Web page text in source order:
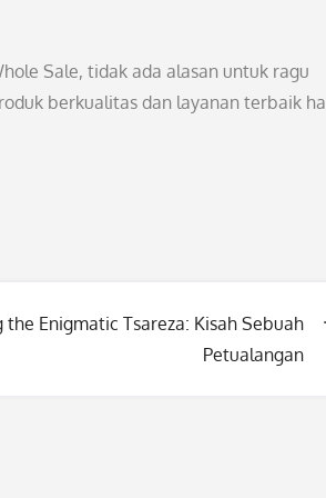
Sale, tidak ada alasan untuk ragu
berkualitas dan layanan terbaik
the Enigmatic Tsareza: Kisah Sebuah
Petualangan